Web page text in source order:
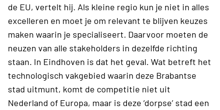
de EU, vertelt hij. Als kleine regio kun je niet in alles
excelleren en moet je om relevant te blijven keuzes
maken waarin je specialiseert. Daarvoor moeten de
neuzen van alle stakeholders in dezelfde richting
staan. In Eindhoven is dat het geval. Wat betreft het
technologisch vakgebied waarin deze Brabantse
stad uitmunt, komt de competitie niet uit
Nederland of Europa, maar is deze ‘dorpse’ stad een